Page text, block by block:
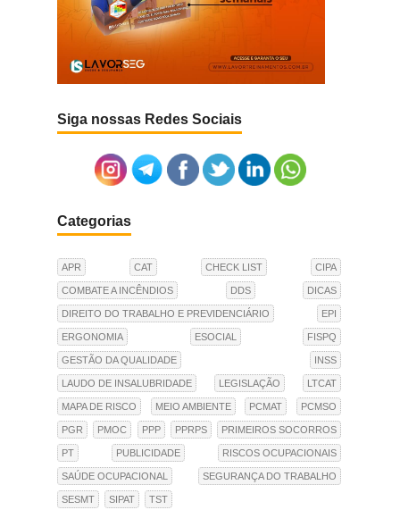
Siga nossas Redes Sociais
Categorias
APR CAT CHECK LIST CIPA
COMBATE A INCÊNDIOS DDS DICAS
DIREITO DO TRABALHO E PREVIDENCIÁRIO EPI
ERGONOMIA ESOCIAL FISPQ
GESTÃO DA QUALIDADE INSS
LAUDO DE INSALUBRIDADE LEGISLAÇÃO LTCAT
MAPA DE RISCO MEIO AMBIENTE PCMAT PCMSO
PGR PMOC PPP PPRPS PRIMEIROS SOCORROS
PT PUBLICIDADE RISCOS OCUPACIONAIS
SAÚDE OCUPACIONAL SEGURANÇA DO TRABALHO
SESMT SIPAT TST